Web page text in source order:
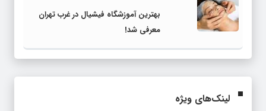
بهترین آموزشگاه فیشیال در غرب تهران
معرفی شد!
لینک‌های ویژه